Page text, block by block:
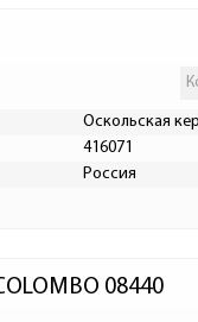
Оскольская
416071
Россия
08440